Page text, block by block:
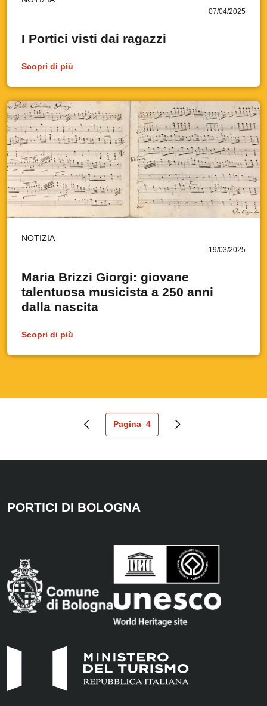
07/04/2025
I Portici visti dai ragazzi
Scopri di più
NOTIZIA
19/03/2025
Maria Brizzi Giorgi: giovane
talentuosa musicista a 250 anni
dalla nascita
Scopri di più
Pagina precedentePagina attuale
Pagina 4
Pagina successiva
PORTICI DI BOLOGNA